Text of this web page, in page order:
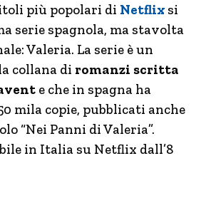
più popolari di Netflix si
serie spagnola, ma stavolta
Valeria. La serie è un
collana di romanzi scritta
e che in spagna ha
mila copie, pubblicati anche
“Nei Panni di Valeria”.
in Italia su Netflix dall’8